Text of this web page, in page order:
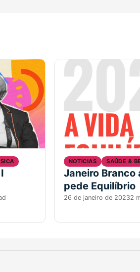
NOTICIAS SAÚDE &
Janeiro Branco
pede Equilíbrio
26 de janeiro de 20232